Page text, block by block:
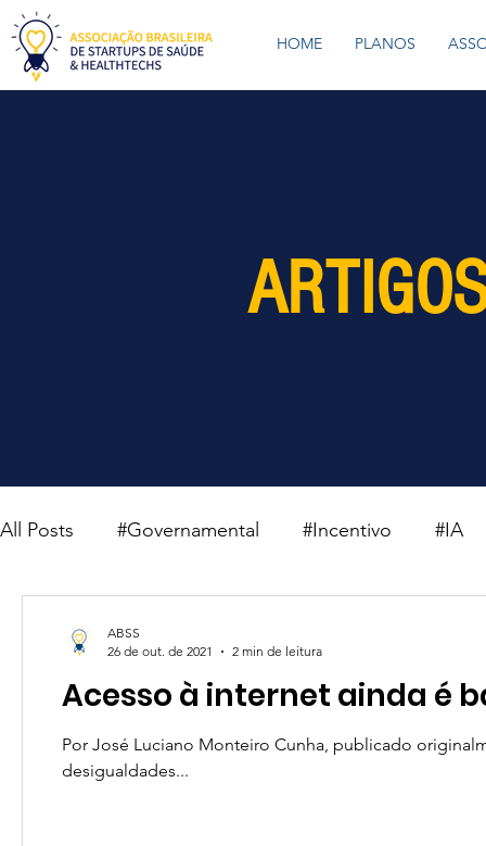
HOME PLANOS
All Posts #Governamental #Incentivo #IA
Acesso à internet ainda é
Por José Luciano Monteiro Cunha, publicado
desigualdades...
ABSS
26 de out. de 2021
2 min de leitura